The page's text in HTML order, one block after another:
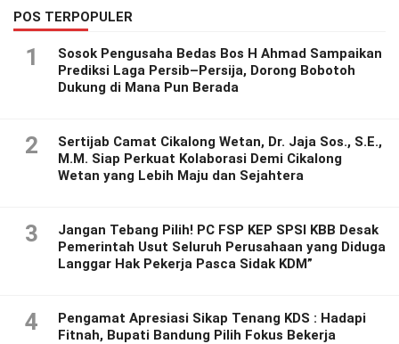
POS TERPOPULER
1
Sosok Pengusaha Bedas Bos H Ahmad Sampaikan
Prediksi Laga Persib–Persija, Dorong Bobotoh
Dukung di Mana Pun Berada
2
Sertijab Camat Cikalong Wetan, Dr. Jaja Sos., S.E.,
M.M. Siap Perkuat Kolaborasi Demi Cikalong
Wetan yang Lebih Maju dan Sejahtera
3
Jangan Tebang Pilih! PC FSP KEP SPSI KBB Desak
Pemerintah Usut Seluruh Perusahaan yang Diduga
Langgar Hak Pekerja Pasca Sidak KDM”
4
Pengamat Apresiasi Sikap Tenang KDS : Hadapi
Fitnah, Bupati Bandung Pilih Fokus Bekerja